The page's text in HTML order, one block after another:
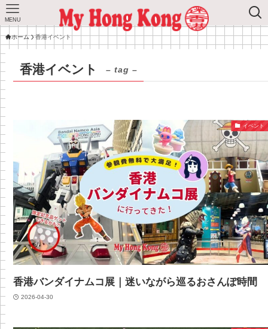
MENU
ホーム 香港イベント
香港イベント – tag –
イベント
香港バンダイナムコ展｜迷いながら巡るおさんぽ時間
2026-04-30